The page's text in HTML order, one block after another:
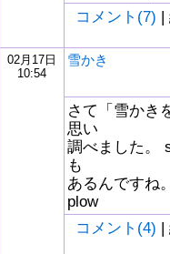
コメント(7) |
02月17日
10:54
雪かき
さて「雪かき
思い
調べました。
も
あるんですね
plow
コメント(4) |